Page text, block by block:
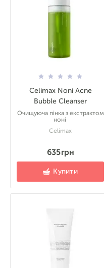
Celimax Noni Acne
Bubble Cleanser
Очищуюча пінка з екстрактом
ноні
Celimax
635 грн
Купити